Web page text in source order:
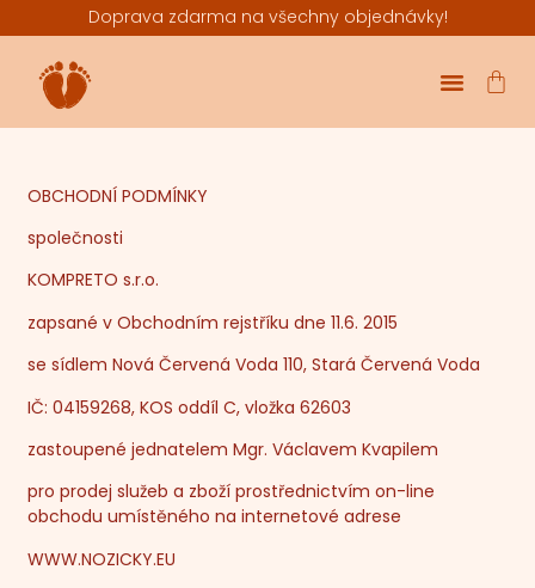
Doprava zdarma na všechny objednávky!
OBCHODNÍ PODMÍNKY
společnosti
KOMPRETO s.r.o.
zapsané v Obchodním rejstříku dne 11.6. 2015
se sídlem Nová Červená Voda 110, Stará Červená Voda
IČ: 04159268, KOS oddíl C, vložka 62603
zastoupené jednatelem Mgr. Václavem Kvapilem
pro prodej služeb a zboží prostřednictvím on-line
obchodu umístěného na internetové adrese
WWW.NOZICKY.EU